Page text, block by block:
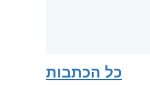
כל הכתבות